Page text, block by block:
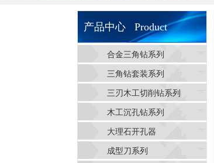
产品中心 Product
合金三角钻系列
三角钻套装系列
三刃木工切削钻系列
木工沉孔钻系列
大理石开孔器
成型刀系列